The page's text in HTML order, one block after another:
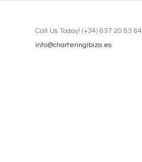
Call Us Today! (+34) 637 20 83 64
info@charteringibiza.es